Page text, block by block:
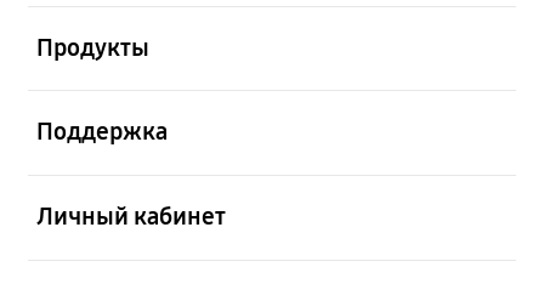
Продукты
Поддержка
Личный кабинет